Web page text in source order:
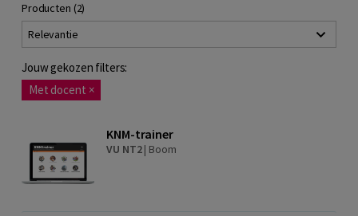
Producten (2)
Relevantie
Jouw gekozen filters:
Met docent ×
KNM-trainer
VU NT2| Boom